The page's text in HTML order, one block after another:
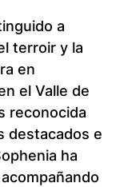
a
terroir y la
en
el Valle de
reconocida
destacados e
ha